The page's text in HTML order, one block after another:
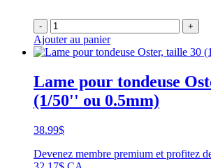
- +
Ajouter au panier
Lame pour tondeuse
(1/50'' ou 0.5mm)
38.99$
Devenez membre premium et profitez